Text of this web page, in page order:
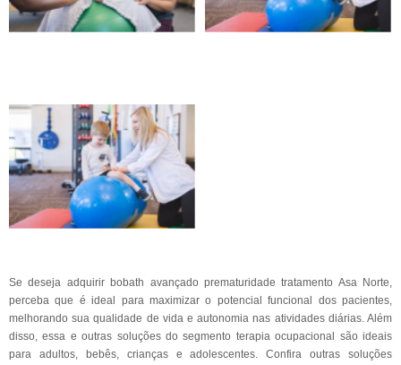
Se deseja adquirir bobath avançado prematuridade tratamento Asa Norte,
perceba que é ideal para maximizar o potencial funcional dos pacientes,
melhorando sua qualidade de vida e autonomia nas atividades diárias. Além
disso, essa e outras soluções do segmento terapia ocupacional são ideais
para adultos, bebês, crianças e adolescentes. Confira outras soluções